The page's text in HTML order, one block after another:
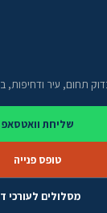
תחום, עיר
שליחת וואטסאפ
טופס פנייה
מסלולים לעורכי